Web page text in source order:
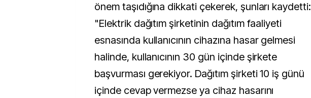
önem taşıdığına dikkati çekerek, şunları kaydetti:
"​​​​​​​Elektrik dağıtım şirketinin dağıtım faaliyeti
esnasında kullanıcının cihazına hasar gelmesi
halinde, kullanıcının 30 gün içinde şirkete
başvurması gerekiyor. Dağıtım şirketi 10 iş günü
içinde cevap vermezse ya cihaz hasarını